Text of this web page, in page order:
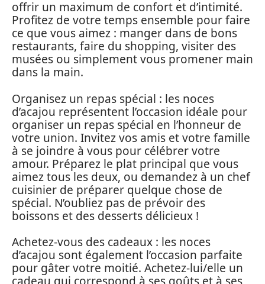
offrir un maximum de confort et d’intimité.
Profitez de votre temps ensemble pour faire
ce que vous aimez : manger dans de bons
restaurants, faire du shopping, visiter des
musées ou simplement vous promener main
dans la main.
Organisez un repas spécial : les noces
d’acajou représentent l’occasion idéale pour
organiser un repas spécial en l’honneur de
votre union. Invitez vos amis et votre famille
à se joindre à vous pour célébrer votre
amour. Préparez le plat principal que vous
aimez tous les deux, ou demandez à un chef
cuisinier de préparer quelque chose de
spécial. N’oubliez pas de prévoir des
boissons et des desserts délicieux !
Achetez-vous des cadeaux : les noces
d’acajou sont également l’occasion parfaite
pour gâter votre moitié. Achetez-lui/elle un